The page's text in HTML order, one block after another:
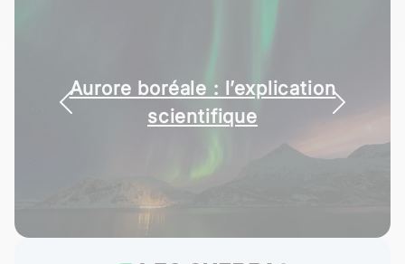
La radioactivité : fiche de
cours